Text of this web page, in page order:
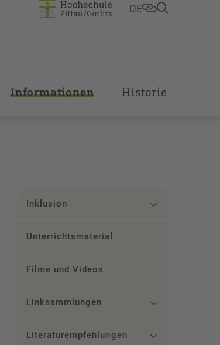
DE
Informationen Historie
Inklusion
Unterrichtsmaterial
Filme und Videos
Linksammlungen
Literaturempfehlungen